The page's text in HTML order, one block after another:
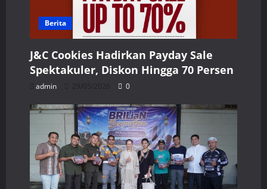
Berita
J&C Cookies Hadirkan Payday Sale
Spektakuler, Diskon Hingga 70 Persen
admin 29/05/2026 0